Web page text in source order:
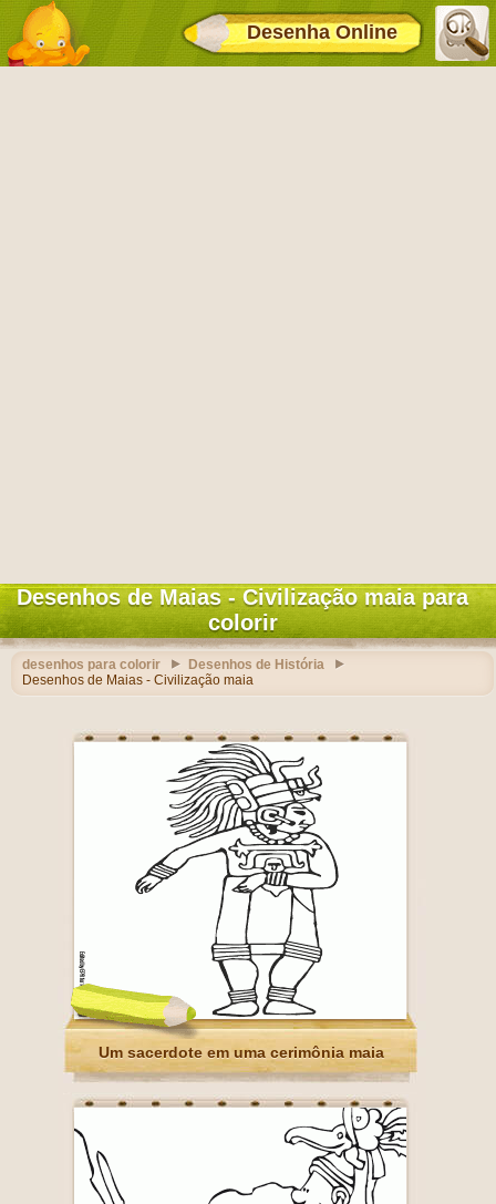
Desenha Online
Desenhos de Maias - Civilização maia para
colorir
desenhos para colorir
Desenhos de História
Desenhos de Maias - Civilização maia
Um sacerdote em uma cerimônia maia